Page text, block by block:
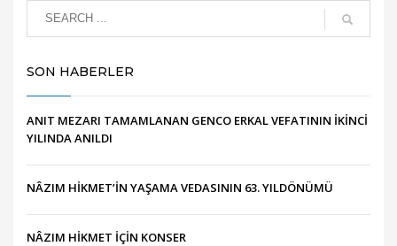
SON HABERLER
ANIT MEZARI TAMAMLANAN GENCO ERKAL VEFATININ İKİNCİ
YILINDA ANILDI
NÂZIM HİKMET’İN YAŞAMA VEDASININ 63. YILDÖNÜMÜ
NÂZIM HİKMET İÇİN KONSER